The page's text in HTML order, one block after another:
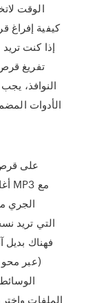
الوقت
تفريغ
النوافذ،
الأدوات
الجري
فهناك
(عبر
الملفات